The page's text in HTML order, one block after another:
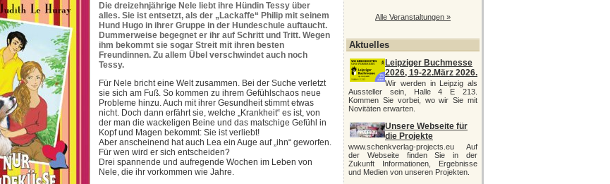
Die dreizehnjährige Nele liebt ihre Hündin Tessy über
alles. Sie ist entsetzt, als der „Lackaffe“ Philip mit seinem
Hund Hugo in ihrer Gruppe in der Hundeschule auftaucht.
Dummerweise begegnet er ihr auf Schritt und Tritt. Wegen
ihm bekommt sie sogar Streit mit ihren besten
Freundinnen. Zu allem Übel verschwindet auch noch
Tessy.
Für Nele bricht eine Welt zusammen. Bei der Suche verletzt
sie sich am Fuß. So kommen zu ihrem Gefühlschaos neue
Probleme hinzu. Auch mit ihrer Gesundheit stimmt etwas
nicht. Doch dann erfährt sie, welche „Krankheit“ es ist, von
der man die wackeligen Beine und das matschige Gefühl in
Kopf und Magen bekommt: Sie ist verliebt!
Aber anscheinend hat auch Lea ein Auge auf „ihn“ geworfen.
Für wen wird er sich entscheiden?
Drei spannende und aufregende Wochen im Leben von
Nele, die ihr vorkommen wie Jahre.
Alle Veranstaltungen »
Aktuelles
Leipziger Buchmesse
2026, 19-22.März 2026.
Wir werden in Leipzig als
Aussteller sein, Halle 4 E 213.
Kommen Sie vorbei, wo wir Sie mit
Novitäten erwarten.
Unsere Webseite für
die Projekte
www.schenkverlag-projects.eu Auf
der Webseite finden Sie in der
Zukunft Informationen, Ergebnisse
und Medien von unseren Projekten.